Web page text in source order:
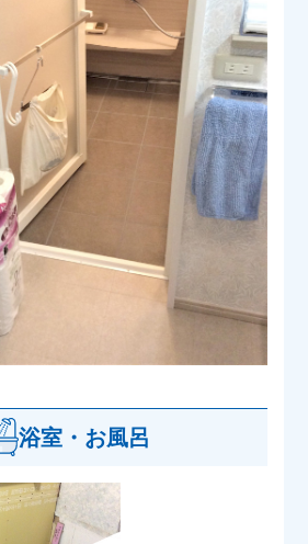
浴室・お風呂